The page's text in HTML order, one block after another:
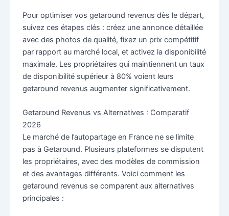
Pour optimiser vos getaround revenus dès le départ,
suivez ces étapes clés : créez une annonce détaillée
avec des photos de qualité, fixez un prix compétitif
par rapport au marché local, et activez la disponibilité
maximale. Les propriétaires qui maintiennent un taux
de disponibilité supérieur à 80% voient leurs
getaround revenus augmenter significativement.
Getaround Revenus vs Alternatives : Comparatif
2026
Le marché de l’autopartage en France ne se limite
pas à Getaround. Plusieurs plateformes se disputent
les propriétaires, avec des modèles de commission
et des avantages différents. Voici comment les
getaround revenus se comparent aux alternatives
principales :